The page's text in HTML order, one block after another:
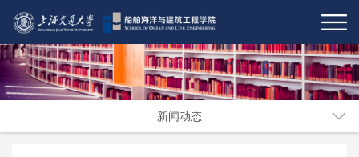
新闻动态